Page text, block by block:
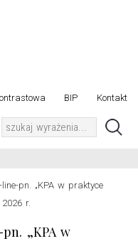
BIP Kontakt
line-pn. „KPA w praktyce
r.
„KPA w